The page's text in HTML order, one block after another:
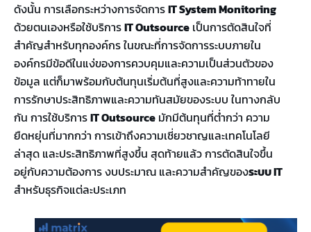
ดังนั้น การเลือกระหว่างการจัดการIT System Monitoring
ด้วยตนเองหรือใช้บริการIT Outsource เป็นการตัดสินใจที่
สำคัญสำหรับทุกองค์กร ในขณะที่การจัดการระบบภายใน
องค์กรมีข้อดีในแง่ของการควบคุมและความเป็นส่วนตัวของ
ข้อมูล แต่ก็มาพร้อมกับต้นทุนเริ่มต้นที่สูงและความท้าทายใน
การรักษาประสิทธิภาพและความทันสมัยของระบบ ในทางกลับ
กัน การใช้บริการIT Outsource มักมีต้นทุนที่ต่ำกว่า ความ
ยืดหยุ่นที่มากกว่า การเข้าถึงความเชี่ยวชาญและเทคโนโลยี
ล่าสุด และประสิทธิภาพที่สูงขึ้น สุดท้ายแล้ว การตัดสินใจขึ้น
อยู่กับความต้องการ งบประมาณ และความสำคัญของระบบIT
สำหรับธุรกิจแต่ละประเภท